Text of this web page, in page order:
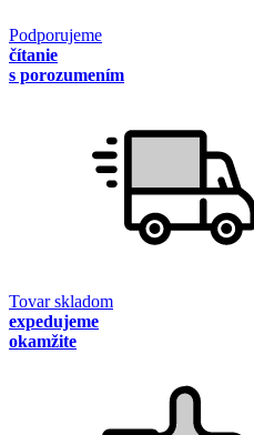
Podporujeme
čítanie
s porozumením
Tovar skladom
expedujeme
okamžite